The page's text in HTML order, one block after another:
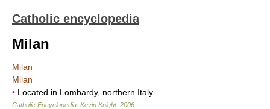
Catholic encyclopedia
Milan
Milan
Milan
• Located in Lombardy, northern Italy
Catholic Encyclopedia Kevin Knight. 2006